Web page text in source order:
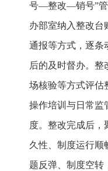
号—整改—销号”管
办部室纳入整改台
通报等方式，逐条
后的及时督办。整
场核验等方式评估
操作培训与日常监
度。整改完成后，
久性、制度运行顺
题反弹、制度空转